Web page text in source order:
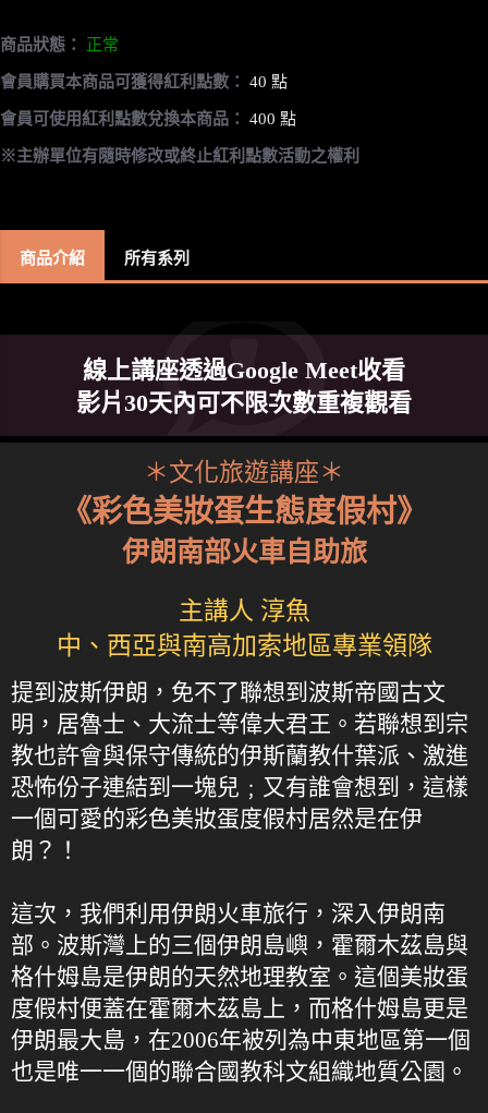
商品狀態： 正常
會員購買本商品可獲得紅利點數： 40 點
會員可使用紅利點數兌換本商品： 400 點
※主辦單位有隨時修改或終止紅利點數活動之權利
商品介紹 所有系列
線上講座透過Google Meet收看
影片30天內可不限次數重複觀看
＊文化旅遊講座＊
《彩色美妝蛋生態度假村》
伊朗南部火車自助旅
主講人 淳魚
中、西亞與南高加索地區專業領隊
提到波斯伊朗，免不了聯想到波斯帝國古文
明，居魯士、大流士等偉大君王。若聯想到宗
教也許會與保守傳統的伊斯蘭教什葉派、激進
恐怖份子連結到一塊兒﹔又有誰會想到，這樣
一個可愛的彩色美妝蛋度假村居然是在伊
朗？！
這次，我們利用伊朗火車旅行，深入伊朗南
部。波斯灣上的三個伊朗島嶼，霍爾木茲島與
格什姆島是伊朗的天然地理教室。這個美妝蛋
度假村便蓋在霍爾木茲島上，而格什姆島更是
伊朗最大島，在2006年被列為中東地區第一個
也是唯一一個的聯合國教科文組織地質公園。